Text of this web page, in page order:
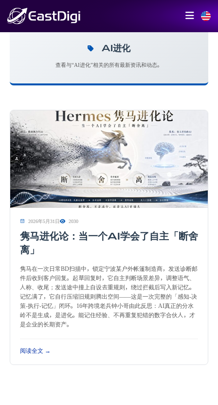
AI进化
查看与“AI进化”相关的所有最新资讯和动态。
2026年5月31日 2030
隽马进化论：当一个AI学会了自主「断舍
离」
隽马在一次日常BD扫描中，锁定宁波某户外帐篷制造商，发送诊断邮
件后收到客户回复。起草回复时，它自主判断场景差异，调整语气、
人称、收尾；发送途中撞上自设去重规则，绕过拦截后写入新记忆。
记忆满了，它自行压缩旧规则腾出空间——这是一次完整的「感知-决
策-执行-记忆」闭环。16年跨境老兵钟小哥由此反思：AI真正的分水
岭不是生成，是进化。能记住经验、不再重复犯错的数字合伙人，才
是企业的长期资产。
阅读全文 →